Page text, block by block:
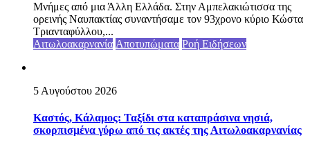
Μνήμες από μια Άλλη Ελλάδα. Στην Αμπελακιώτισσα της
ορεινής Ναυπακτίας συναντήσαμε τον 93χρονο κύριο Κώστα
Τριανταφύλλου,...
Αιτωλοακαρνανία Αποτυπώματα Ροή Ειδήσεων
5 Αυγούστου 2026
Καστός, Κάλαμος: Ταξίδι στα καταπράσινα νησιά,
σκορπισμένα γύρω από τις ακτές της Αιτωλοακαρνανίας